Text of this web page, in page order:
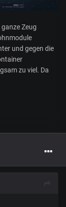
Zeug
und gegen die
zu viel. Da